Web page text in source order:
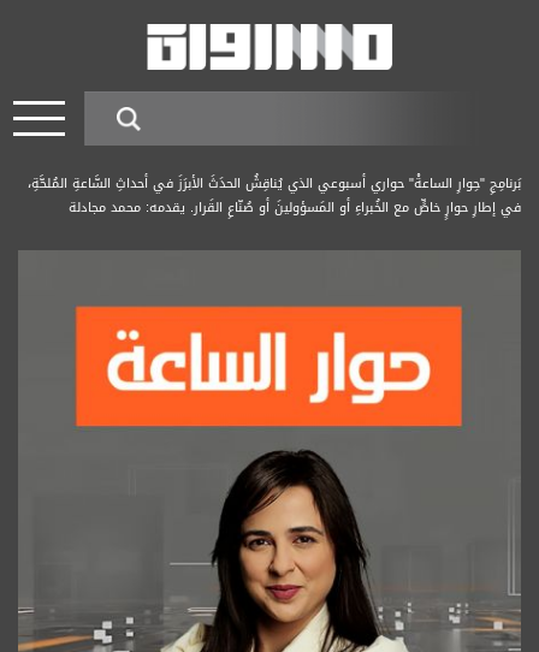
بَرنامِجِ "حِوارِ الساعةْ" حواري أسبوعي الذي يُناقِشُ الحدَثَ الأبرَزَ في أحداثِ السَّاعةِ المُلحَّةِ،
في إطارِ حوارٍ خاصٍّ مع الخُبراءِ أو المَسؤولينَ أو صُنّاعِ القَرار. يقدمه: محمد مجادلة